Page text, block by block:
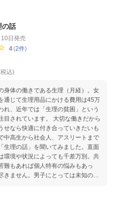
を勉強するの？ ○ 高等専門学校はこ
！ ○ どんな一日を過ごすの？ ○ 5年
科目を学ぶの？ ○ どんな先生が教え
？ ◆ 高専の先生に聞いてみた！
ー1 釧路工業高等専門学校 佐藤
ンタビュー2 富山高等専門学校 布
拓哉 さん 3章 どんな行事や活動が
一年のなかで行われるたくさんの行
揮できる晴れの舞台がたくさん ○ ほ
海外での研修 ◆高専生に聞いてみ
タビュー1 釧路工業高等専門学校
さん インタビュー2 富山高等専門学
葉 さん インタビュー3 東京都立産
専門学校 根本 文音 さん インタビ
会：近畿大学工業高等専門学校
さん／サレジオ工業高等専門学校
の話
日 発売
4(2件)
込)
身体の働きである生理（月経）。女
通じて生理用品にかける費用は45万
れ、近年では「生理の貧困」という
目されています。 大切な働きだから
せなら快適に付き合っていきたいも
中高生から社会人、アスリートまで
生理の話」を聞いてみました。直面
環境や状況によっても千差万別。共
難もあれば個人特有の悩みもあっ
きません。男子にとっては未知の世